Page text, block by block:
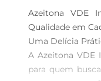
Azeitona VDE
Qualidade em
Uma Delícia
A Azeitona VDE
para quem